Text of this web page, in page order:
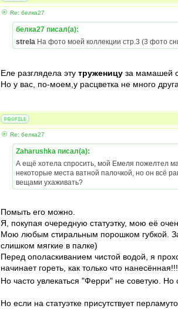
Re: белка27
белка27 писал(а):
strela На фото моей коллекции стр.3 (3 фото
Еле разглядела эту труженицу за мамашей
Но у вас, по-моем,у расцветка не много
Re: белка27
Zaharushka писал(а):
А ещё хотела спросить, мой Емеля пожелтел
некоторые места ватной палочкой, но он всё
вещами ухаживать?
Помыть его можно.
Я, покупая очередную статуэтку, мою её
Мою любым стиральным порошком губкой.
слишком мягкие в палке)
Перед ополаскиванием чистой водой, я
начинает гореть, как только что нанесённая!!!
Но часто увлекаться "Ферри" не советую.
Но если на статуэтке присутствует